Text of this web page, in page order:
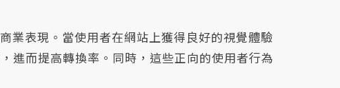
業表現。當使用者在網站上獲得良好的視覺體驗
進而提高轉換率。同時，這些正向的使用者行為